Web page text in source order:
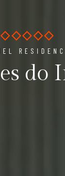
do